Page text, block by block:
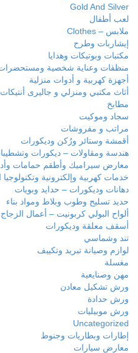
Gold And Silver
لعب أطفال
ملابس – Clothes
إيشاربات وطرح
مكتبات وبوتيكات وهدايا
منظفات وعناية شخصية
أجهزة كهربية و أدوات منزلية
أثاث مكتبي ومنزلي و جاليرى أنتيكات
مطابخ
سجاد وموكيت
مراتب و مفروشات
أقمشة وستائر ورُكن وديكورات
هندسة ومقاولات – ديكورات
معارض سيراميك وأطقم حمامات
خدمات كهربية وإلكترونية وتكنولوجيا
دهانات وديكورات – حدايد وبويات
حديد تسليح وطوب وبلاط ومواد بناء
ألواح البولي كربونيت – أعمال الزجاج
أسقف معلقة وديكورات
تند وشماسي
لوازم وصيانة تبريد وتكييف
مغسلة
مهن وصنايعية
ورش تشكيل معادن
ورش حدادة
ورش موبيليات
Uncategorized
إطارات وبطاريات وجنوط
معارض سيارات